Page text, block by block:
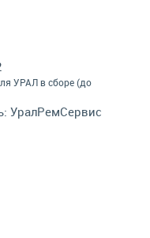
УРАЛ в сборе (до
УралРемСервис